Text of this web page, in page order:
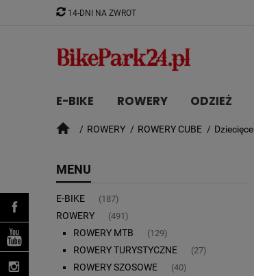
14-DNI NA ZWROT
E-BIKE ROWERY ODZIEŻ
CZĘŚCIROWERY ROWERY CUBE Dziecięce
MENU
E-BIKE (187)
ROWERY (491)
ROWERY MTB (129)
ROWERY TURYSTYCZNE (27)
ROWERY SZOSOWE (40)